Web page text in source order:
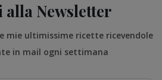
Newsletter
mie ultimissime ricette ricevendole
in mail ogni settimana